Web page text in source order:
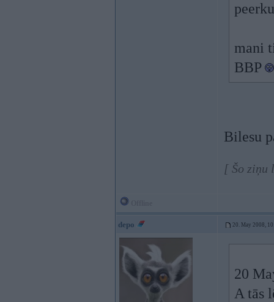
mani
BBP
Bilesu
[ Šo ziņu
depo 20. May 2008,
20
A tās